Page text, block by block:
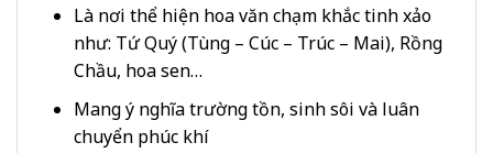
Là nơi thể hiện hoa văn chạm khắc tinh xảo
như: Tứ Quý (Tùng – Cúc – Trúc – Mai), Rồng
Chầu, hoa sen…
Mang ý nghĩa trường tồn, sinh sôi và luân
chuyển phúc khí